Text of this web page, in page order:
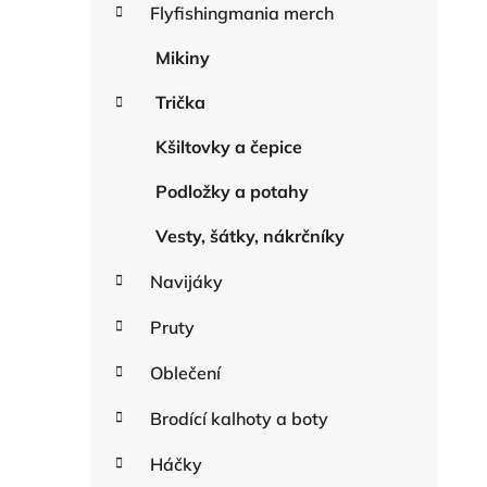
Flyfishingmania merch
Mikiny
Trička
Kšiltovky a čepice
Podložky a potahy
Vesty, šátky, nákrčníky
Navijáky
Pruty
Oblečení
Brodící kalhoty a boty
Háčky